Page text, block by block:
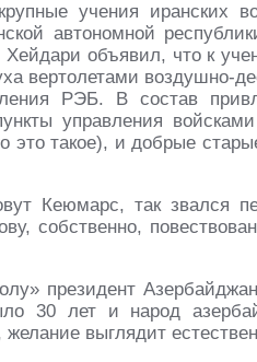
учения иранских
автономной
объявил, что к
вертолетами воздушно-
РЭБ. В состав
управления
это такое), и добрые
Кеюмарс, так звался
собственно,
президент
30 лет и народ
выглядит